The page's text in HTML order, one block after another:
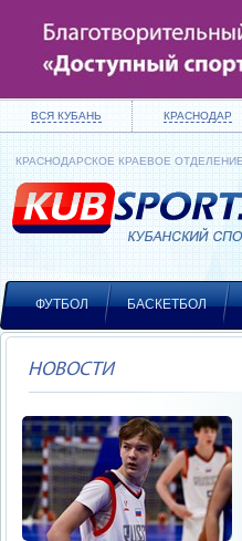
ВСЯ КУБАНЬ КРАСНОДАР
КРАСНОДАРСКОЕ КРАЕВОЕ
ФУТБОЛ БАСКЕТБОЛ
НОВОСТИ